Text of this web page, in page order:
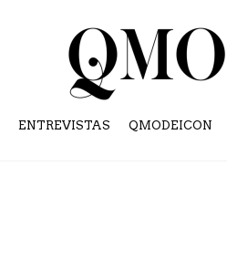
ENTREVISTAS QMODEICON